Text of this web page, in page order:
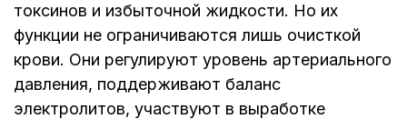
токсинов и избыточной жидкости. Но их
функции не ограничиваются лишь очисткой
крови. Они регулируют уровень артериального
давления, поддерживают баланс
электролитов, участвуют в выработке